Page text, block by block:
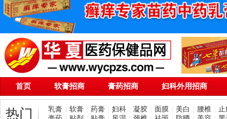
首页 软膏招商 膏药招商 妇科外用招商
热门 乳膏 软膏 药膏 妇科 凝胶 面膜 美白 腰椎
止